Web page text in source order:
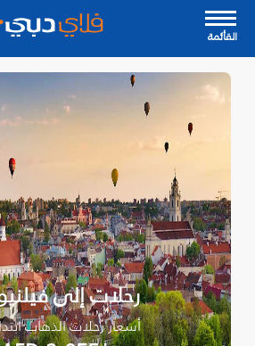
القأئمة
رحلات إلى
أسعار رحلات الذهاب